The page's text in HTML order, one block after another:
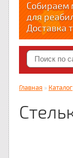
Собираем
для
Доставка
по тел.
Краткие
Яндекс.
zabota16.ru
Главная » Каталог